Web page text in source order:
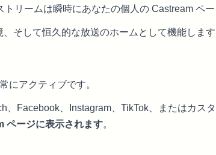
リームは瞬時にあなたの個人の Castream ペー
そして恒久的な放送のホームとして機能します
にアクティブです。
Facebook、Instagram、TikTok、またはカス
ページに表示されます。